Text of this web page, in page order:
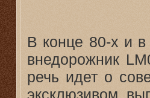
В конце 80-х и в
внедорожник
речь идет о
эксклюзивом,